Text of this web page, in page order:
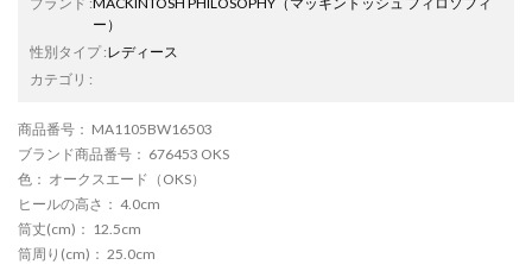
ー）
性別タイプ:レディース
カテゴリ :
商品番号 ： MA1105BW16503
ブランド商品番号 ： 676453 OKS
色 ： オークスエード（OKS）
ヒールの高さ ： 4.0cm
筒丈(cm) ： 12.5cm
筒周り(cm) ： 25.0cm